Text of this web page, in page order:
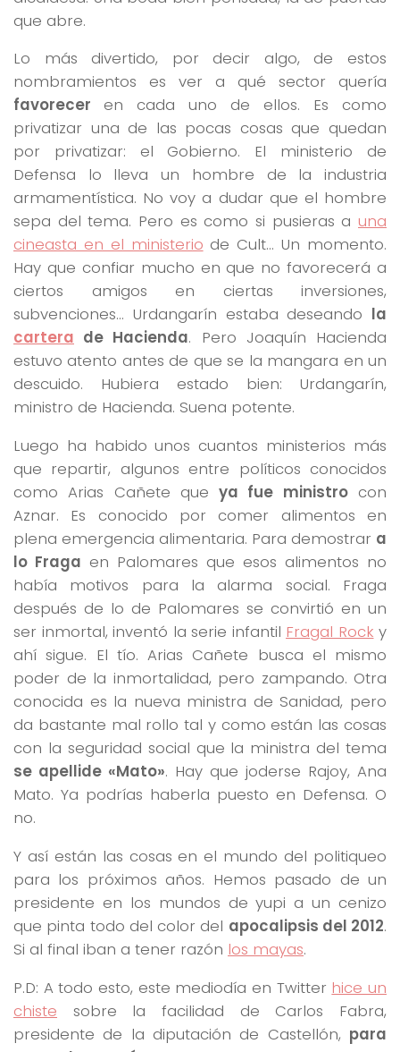
que abre.
Lo más divertido, por decir algo, de estos
nombramientos es ver a qué sector quería
favorecer en cada uno de ellos. Es como
privatizar una de las pocas cosas que quedan
por privatizar: el Gobierno. El ministerio de
Defensa lo lleva un hombre de la industria
armamentística. No voy a dudar que el hombre
sepa del tema. Pero es como si pusieras a una
cineasta en el ministerio de Cult… Un momento.
Hay que confiar mucho en que no favorecerá a
ciertos amigos en ciertas inversiones,
subvenciones… Urdangarín estaba deseando la
cartera de Hacienda. Pero Joaquín Hacienda
estuvo atento antes de que se la mangara en un
descuido. Hubiera estado bien: Urdangarín,
ministro de Hacienda. Suena potente.
Luego ha habido unos cuantos ministerios más
que repartir, algunos entre políticos conocidos
como Arias Cañete queya fue ministrocon
Aznar. Es conocido por comer alimentos en
plena emergencia alimentaria. Para demostrar a
lo Fraga en Palomares que esos alimentos no
había motivos para la alarma social. Fraga
después de lo de Palomares se convirtió en un
ser inmortal, inventó la serie infantil Fragal Rock y
ahí sigue. El tío. Arias Cañete busca el mismo
poder de la inmortalidad, pero zampando. Otra
conocida es la nueva ministra de Sanidad, pero
da bastante mal rollo tal y como están las cosas
con la seguridad social que la ministra del tema
se apellide «Mato». Hay que joderse Rajoy, Ana
Mato. Ya podrías haberla puesto en Defensa. O
no.
Y así están las cosas en el mundo del politiqueo
para los próximos años. Hemos pasado de un
presidente en los mundos de yupi a un cenizo
que pinta todo del color del apocalipsis del 2012.
Si al final iban a tener razón los mayas.
P.D: A todo esto, este mediodía en Twitter hice un
chiste sobre la facilidad de Carlos Fabra,
presidente de la diputación de Castellón, para